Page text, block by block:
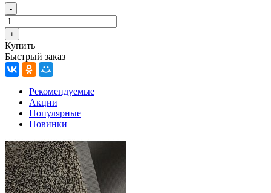
Купить
Быстрый заказ
Рекомендуемые
Акции
Популярные
Новинки